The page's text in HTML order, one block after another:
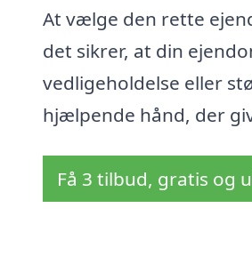
At vælge den rette
det sikrer, at din
vedligeholdelse eller
hjælpende hånd, der
Få 3 tilbud, gratis og